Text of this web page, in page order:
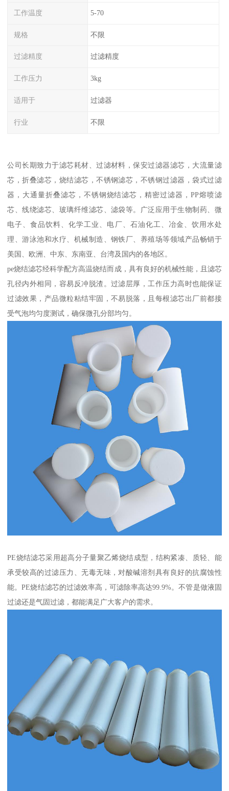
工作温度 5-70
规格 不限
过滤精度 过滤精度
工作压力 3kg
适用于 过滤器
行业 不限
公司长期致力于滤芯耗材、过滤材料，保安过滤器滤芯，大流量滤
芯，折叠滤芯，烧结滤芯，不锈钢滤芯，不锈钢过滤器，袋式过滤
器，大通量折叠滤芯，不锈钢烧结滤芯，精密过滤器，PP熔喷滤
芯、线绕滤芯、玻璃纤维滤芯、滤袋等。广泛应用于生物制药、微
电子、食品饮料、化学工业、电厂、石油化工、冶金、饮用水处
理、游泳池和水疗、机械制造、钢铁厂、养殖场等领域产品畅销于
美国、欧洲、中东、东南亚、台湾及国内的各地区。
pe烧结滤芯经科学配方高温烧结而成，具有良好的机械性能，且滤芯
孔径内外相同，容易反冲脱渣。过滤层厚，工作压力高时也能保证
过滤效果，产品微粒粘结牢固，不易脱落，且每根滤芯出厂前都接
受气泡均匀度测试，确保微孔分部均匀。
PE烧结滤芯采用超高分子量聚乙烯烧结成型，结构紧凑、质轻、能
承受较高的过滤压力、无毒无味，对酸碱溶剂具有良好的抗腐蚀性
能。PE烧结滤芯的过滤效率高，可滤除率高达99.9%。不管是做液固
过滤还是气固过滤，都能满足广大客户的需求。